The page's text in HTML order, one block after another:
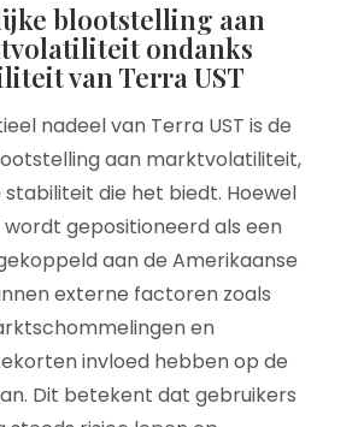
blootstelling aan
ondanks
van Terra UST
nadeel van Terra UST is de
aan marktvolatiliteit,
stabiliteit die het biedt. Hoewel
wordt gepositioneerd als een
aan de Amerikaanse
externe factoren zoals
en
invloed hebben op de
Dit betekent dat gebruikers